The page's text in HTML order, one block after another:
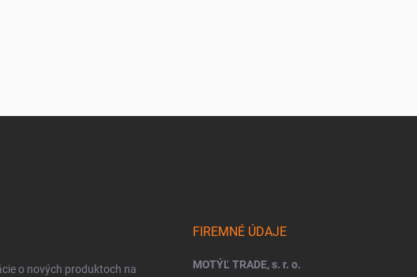
o nových produktoch na
FIREMNÉ ÚDAJE
MOTÝĽ TRADE, s. r. o.